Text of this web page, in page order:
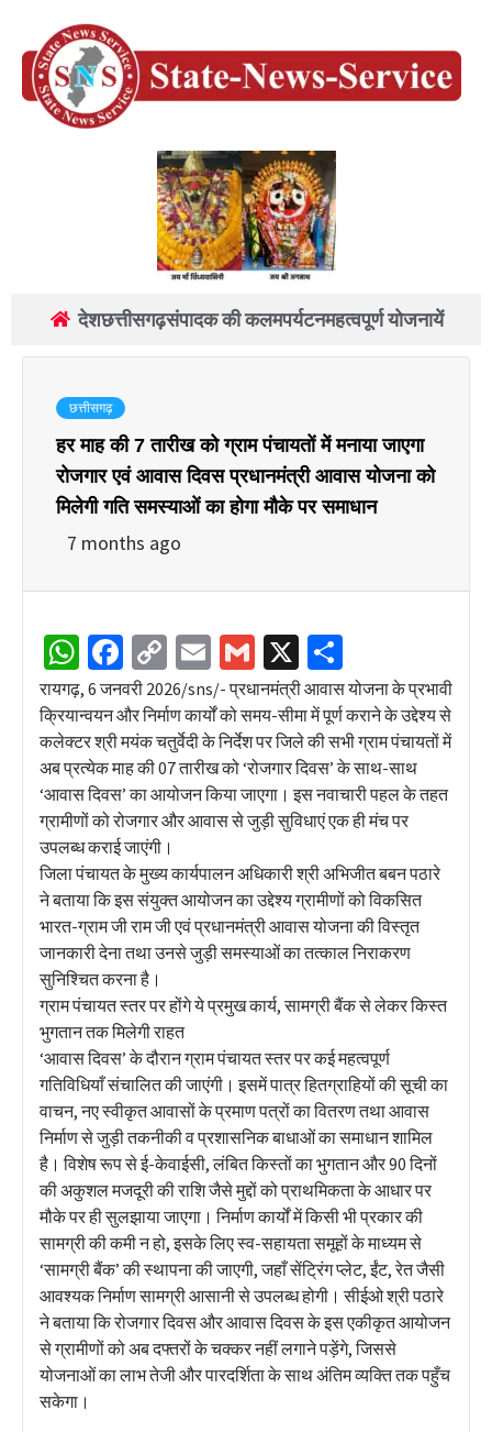
देशछत्तीसगढ़संपादक की कलमपर्यटनमहत्वपूर्ण योजनायें
छत्तीसगढ़
हर माह की 7 तारीख को ग्राम पंचायतों में मनाया जाएगा
रोजगार एवं आवास दिवस प्रधानमंत्री आवास योजना को
मिलेगी गति समस्याओं का होगा मौके पर समाधान
7 months ago
WhatsApp
Facebook
Copy
Link
EmailGmail
X
रायगढ़, 6 जनवरी 2026/sns/- प्रधानमंत्री आवास योजना के प्रभावी
क्रियान्वयन और निर्माण कार्यों को समय-सीमा में पूर्ण कराने के उद्देश्य से
कलेक्टर श्री मयंक चतुर्वेदी के निर्देश पर जिले की सभी ग्राम पंचायतों में
अब प्रत्येक माह की 07 तारीख को ‘रोजगार दिवस’ के साथ-साथ
‘आवास दिवस’ का आयोजन किया जाएगा। इस नवाचारी पहल के तहत
ग्रामीणों को रोजगार और आवास से जुड़ी सुविधाएं एक ही मंच पर
उपलब्ध कराई जाएंगी।
जिला पंचायत के मुख्य कार्यपालन अधिकारी श्री अभिजीत बबन पठारे
ने बताया कि इस संयुक्त आयोजन का उद्देश्य ग्रामीणों को विकसित
भारत-ग्राम जी राम जी एवं प्रधानमंत्री आवास योजना की विस्तृत
जानकारी देना तथा उनसे जुड़ी समस्याओं का तत्काल निराकरण
सुनिश्चित करना है।
ग्राम पंचायत स्तर पर होंगे ये प्रमुख कार्य, सामग्री बैंक से लेकर किस्त
भुगतान तक मिलेगी राहत
‘आवास दिवस’ के दौरान ग्राम पंचायत स्तर पर कई महत्वपूर्ण
गतिविधियाँ संचालित की जाएंगी। इसमें पात्र हितग्राहियों की सूची का
वाचन, नए स्वीकृत आवासों के प्रमाण पत्रों का वितरण तथा आवास
निर्माण से जुड़ी तकनीकी व प्रशासनिक बाधाओं का समाधान शामिल
है। विशेष रूप से ई-केवाईसी, लंबित किस्तों का भुगतान और 90 दिनों
की अकुशल मजदूरी की राशि जैसे मुद्दों को प्राथमिकता के आधार पर
मौके पर ही सुलझाया जाएगा। निर्माण कार्यों में किसी भी प्रकार की
सामग्री की कमी न हो, इसके लिए स्व-सहायता समूहों के माध्यम से
‘सामग्री बैंक’ की स्थापना की जाएगी, जहाँ सेंट्रिंग प्लेट, ईंट, रेत जैसी
आवश्यक निर्माण सामग्री आसानी से उपलब्ध होगी। सीईओ श्री पठारे
ने बताया कि रोजगार दिवस और आवास दिवस के इस एकीकृत आयोजन
से ग्रामीणों को अब दफ्तरों के चक्कर नहीं लगाने पड़ेंगे, जिससे
योजनाओं का लाभ तेजी और पारदर्शिता के साथ अंतिम व्यक्ति तक पहुँच
सकेगा।